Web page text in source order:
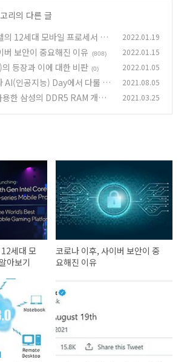
리의 다른 글
12세대 모바일 프로세서 성
2022.01.19
버 보안이 중요해진 이유 (808) 2022.01.15
등장과 이에 대한 비판 (0) 2022.01.05
AI(인공지능) Day에서 다룰 주
2021.08.05
한 삼성의 DDR5 RAM 개발 2021.03.25
세대 모
아보기
코로나 이후, 사이버 보안이 중
요해진 이유